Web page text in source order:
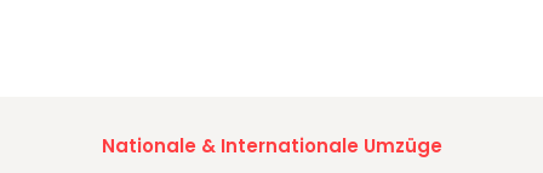
Nationale & Internationale Umzüge